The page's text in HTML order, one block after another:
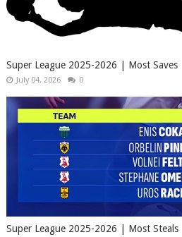
Super League 2025-2026 | Most Saves
July 04, 2026 0
Super League 2025-2026 | Most Steals